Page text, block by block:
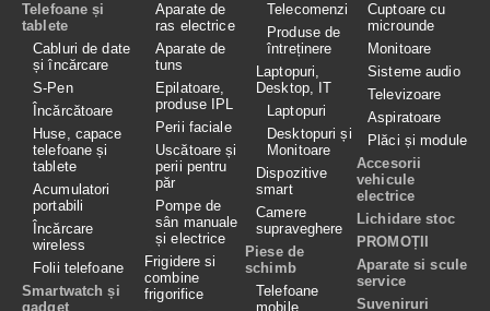
Telefoane și
tablete
Cabluri de date
și încărcare
S-Pen
Încărcătoare
Huse, capace
telefoane și
tablete
Acumulatori
portabili
Încărcare
wireless
Folii telefoane
Smartwatch și
gadget
Aparate de
ras electrice
Aparate de
tuns
Epilatoare,
produse IPL
Perii faciale
Uscătoare și
perii pentru
păr
Pompe de
sân manuale
și electrice
Frigidere si
combine
frigorifice
Telecomenzi
Produse de
întreținere
Laptopuri,
Desktop, IT
Laptopuri
Desktopuri și
Monitoare
Dispozitive
smart
Camere
supraveghere
Piese de
schimb
Telefoane
mobile
Cuptoare cu
microunde
Monitoare
Sisteme audio
Televizoare
Aspiratoare
Plăci și module
Accesorii
vehicule
electrice
Lichidare stoc
PROMOȚII
Aparate si scule
service
Suveniruri